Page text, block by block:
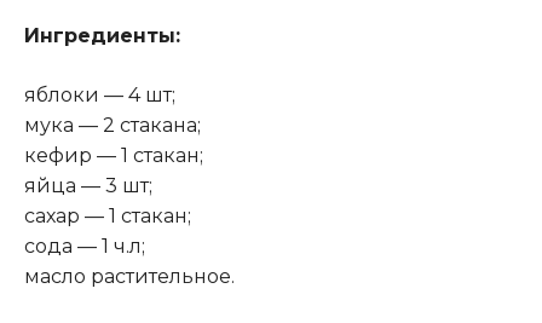
Ингредиенты:
яблоки — 4 шт;
мука — 2 стакана;
кефир — 1 стакан;
яйца — 3 шт;
сахар — 1 стакан;
сода — 1 ч.л;
масло растительное.